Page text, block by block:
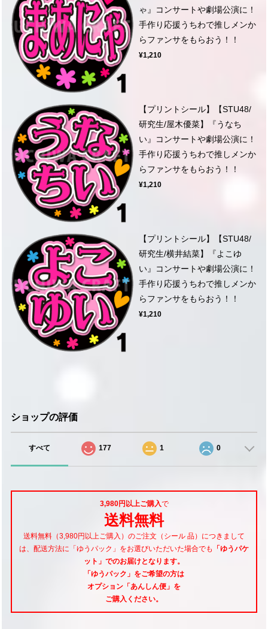
ゃ』コンサートや劇場公演に！
手作り応援うちわで推しメンか
らファンサをもらおう！！
¥1,210
【プリントシール】【STU48/
研究生/屋木優菜】『うなち
い』コンサートや劇場公演に！
手作り応援うちわで推しメンか
らファンサをもらおう！！
¥1,210
【プリントシール】【STU48/
研究生/横井結菜】『よこゆ
い』コンサートや劇場公演に！
手作り応援うちわで推しメンか
らファンサをもらおう！！
¥1,210
ショップの評価
すべて 177 1 0
3,980円以上ご購入で
送料無料
送料無料（3,980円以上ご購入）のご注文（シール 品）につきまして
は、配送方法に「ゆうパック」をお選びいただいた場合でも
「ゆうパケ
ット」でのお届けとなります。
「ゆうパック」をご希望の方は
オプション「あんしん便」 を
ご購入ください。